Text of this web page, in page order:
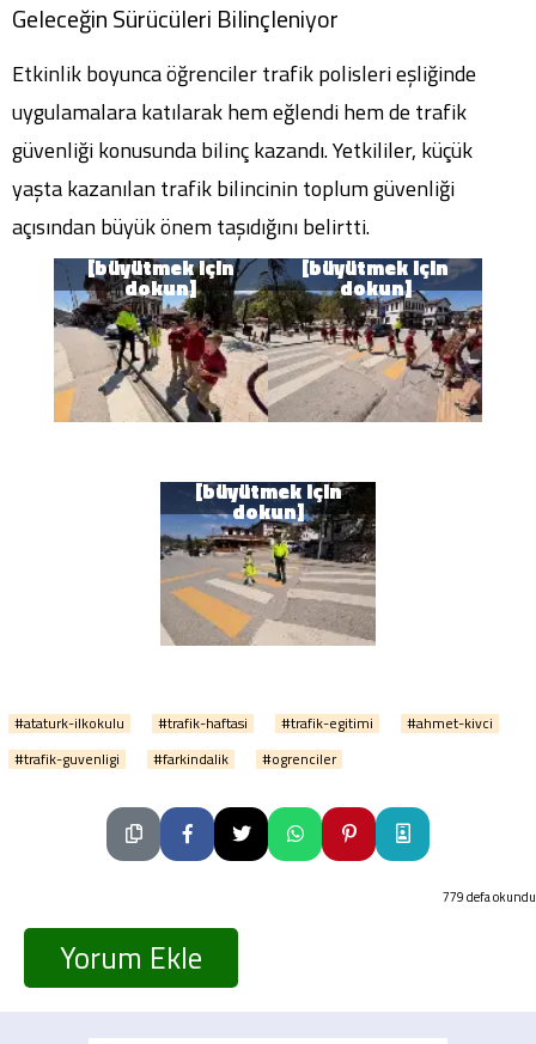
Geleceğin Sürücüleri Bilinçleniyor
Etkinlik boyunca öğrenciler trafik polisleri eşliğinde
uygulamalara katılarak hem eğlendi hem de trafik
güvenliği konusunda bilinç kazandı. Yetkililer, küçük
yaşta kazanılan trafik bilincinin toplum güvenliği
açısından büyük önem taşıdığını belirtti.
#ataturk-ilkokulu #trafik-haftasi #trafik-egitimi
#ahmet-kivci
#trafik-guvenligi
#farkindalik #ogrenciler
779 defa okundu
Yorum Ekle